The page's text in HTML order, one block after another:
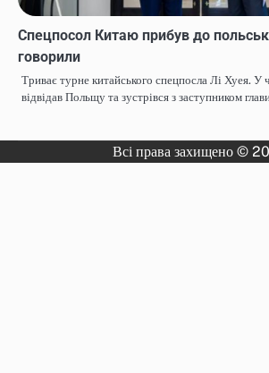
Спецпосол Китаю прибув до
говорили
Триває турне китайського спецпосла Лі Хуея. У
відвідав Польщу та зустрівся з заступником
Всі права захищено ©